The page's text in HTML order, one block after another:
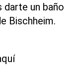
darte un baño
Bischheim.